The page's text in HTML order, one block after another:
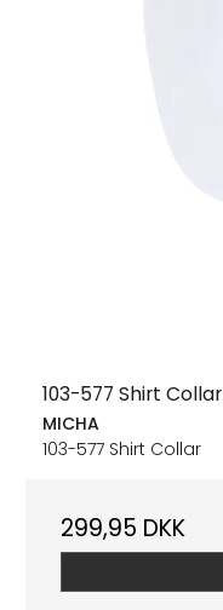
103-577 Shirt Collar
MICHA
103-577 Shirt Collar
299,95 DKK